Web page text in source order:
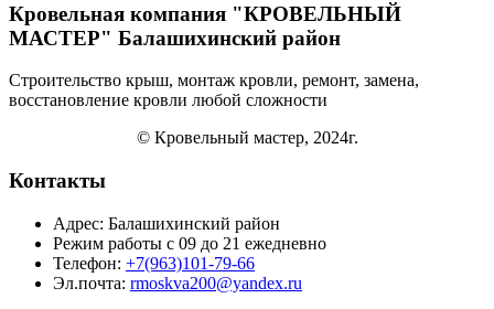
Кровельная компания "КРОВЕЛЬНЫЙ
МАСТЕР" Балашихинский район
Строительство крыш, монтаж кровли, ремонт, замена,
восстановление кровли любой сложности
© Кровельный мастер, 2024г.
Контакты
Адрес: Балашихинский район
Режим работы с 09 до 21 ежедневно
Телефон: +7(963)101-79-66
Эл.почта: rmoskva200@yandex.ru